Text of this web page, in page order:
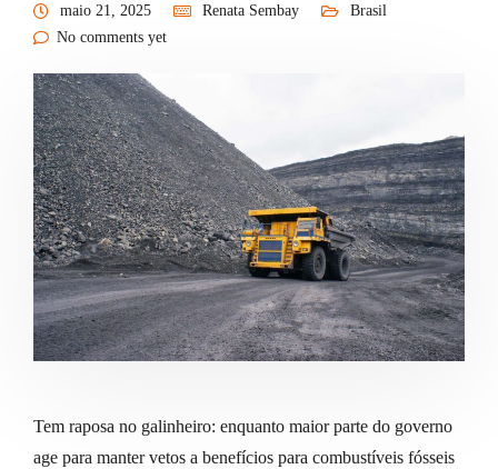
maio 21, 2025 Renata Sembay
Brasil
No comments yet
Tem raposa no galinheiro: enquanto maior parte do governo
age para manter vetos a benefícios para combustíveis fósseis